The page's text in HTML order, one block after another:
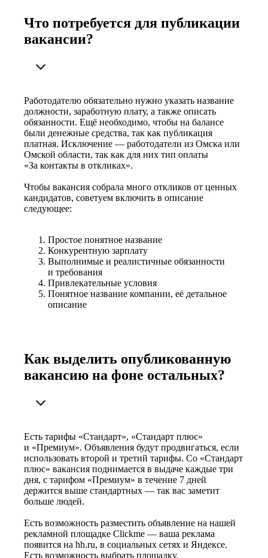
Что потребуется для публикации
вакансии?
Работодателю обязательно нужно указать название
должности, заработную плату, а также описать
обязанности. Ещё необходимо, чтобы на балансе
были денежные средства, так как публикация
платная. Исключение — работодатели из Омска или
Омской области, так как для них тип оплаты
«За контакты в откликах».
Чтобы вакансия собрала много откликов от ценных
кандидатов, советуем включить в описание
следующее:
Простое понятное название
Конкурентную зарплату
Выполнимые и реалистичные обязанности
и требования
Привлекательные условия
Понятное название компании, её детальное
описание
Как выделить опубликованную
вакансию на фоне остальных?
Есть тарифы «Стандарт», «Стандарт плюс»
и «Премиум». Объявления будут продвигаться, если
использовать второй и третий тарифы. Со «Стандарт
плюс» вакансия поднимается в выдаче каждые три
дня, с тарифом «Премиум» в течение 7 дней
держится выше стандартных — так вас заметит
больше людей.
Есть возможность разместить объявление на нашей
рекламной площадке Clickme — ваша реклама
появится на hh.ru, в социальных сетях и Яндексе.
Есть возможность выбрать площадку.